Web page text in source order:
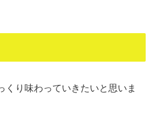
くり味わっていきたいと思いま